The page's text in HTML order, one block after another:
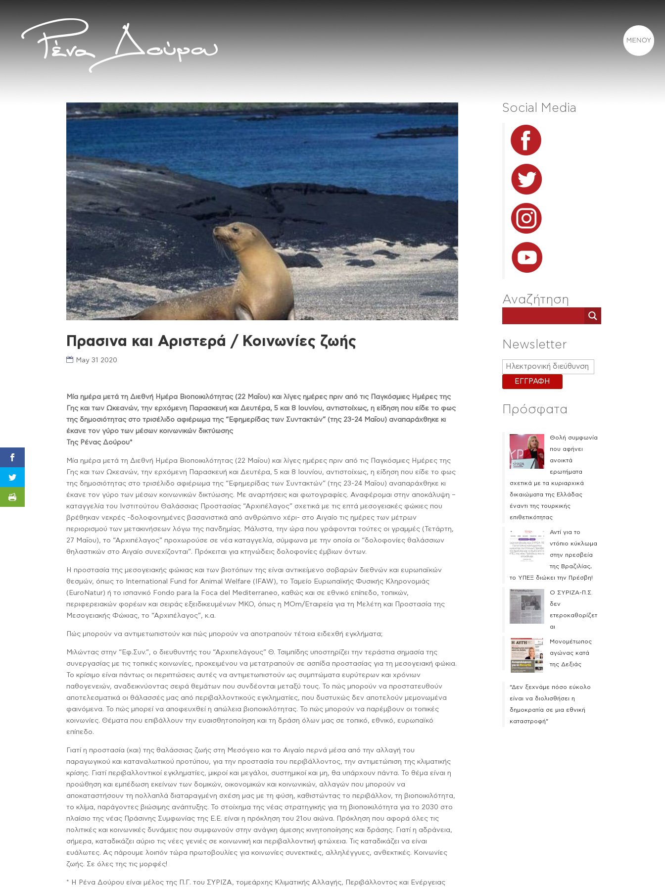
Πρασινα και Αριστερά / Κοινωνίες ζωής
May 31 2020
Μία ημέρα μετά τη Διεθνή Ημέρα Βιοποικιλότητας (22 Μαΐου) και λίγες ημέρες πριν από τις Παγκόσμιες Ημέρες της
Γης και των Ωκεανών, την ερχόμενη Παρασκευή και Δευτέρα, 5 και 8 Ιουνίου, αντιστοίχως, η είδηση που είδε το φως
της δημοσιότητας στο τρισέλιδο αφιέρωμα της “Εφημερίδας των Συντακτών” (της 23-24 Μαΐου) αναπαράχθηκε κι
έκανε τον γύρο των μέσων κοινωνικών δικτύωσης
Της Ρένας Δούρου*
Μία ημέρα μετά τη Διεθνή Ημέρα Βιοποικιλότητας (22 Μαΐου) και λίγες ημέρες πριν από τις Παγκόσμιες Ημέρες της
Γης και των Ωκεανών, την ερχόμενη Παρασκευή και Δευτέρα, 5 και 8 Ιουνίου, αντιστοίχως, η είδηση που είδε το φως
της δημοσιότητας στο τρισέλιδο αφιέρωμα της “Εφημερίδας των Συντακτών” (της 23-24 Μαΐου) αναπαράχθηκε κι
έκανε τον γύρο των μέσων κοινωνικών δικτύωσης. Με αναρτήσεις και φωτογραφίες. Αναφέρομαι στην αποκάλυψη –
καταγγελία του Ινστιτούτου Θαλάσσιας Προστασίας “Αρχιπέλαγος” σχετικά με τις επτά μεσογειακές φώκιες που
βρέθηκαν νεκρές -δολοφονημένες βασανιστικά από ανθρώπινο χέρι- στο Αιγαίο τις ημέρες των μέτρων
περιορισμού των μετακινήσεων λόγω της πανδημίας. Μάλιστα, την ώρα που γράφονται τούτες οι γραμμές (Τετάρτη,
27 Μαΐου), το “Αρχιπέλαγος” προχωρούσε σε νέα καταγγελία, σύμφωνα με την οποία οι “δολοφονίες θαλάσσιων
θηλαστικών στο Αιγαίο συνεχίζονται”. Πρόκειται για κτηνώδεις δολοφονίες έμβιων όντων.
Η προστασία της μεσογειακής φώκιας και των βιοτόπων της είναι αντικείμενο σοβαρών διεθνών και ευρωπαϊκών
θεσμών, όπως το International Fund for Animal Welfare (IFAW), το Ταμείο Ευρωπαϊκής Φυσικής Κληρονομιάς
(EuroNatur) ή το ισπανικό Fondo para la Foca del Mediterraneo, καθώς και σε εθνικό επίπεδο, τοπικών,
περιφερειακών φορέων και σειράς εξειδικευμένων ΜΚΟ, όπως η MOm/Εταιρεία για τη Μελέτη και Προστασία της
Μεσογειακής Φώκιας, το “Αρχιπέλαγος”, κ.α.
Πώς μπορούν να αντιμετωπιστούν και πώς μπορούν να αποτραπούν τέτοια ειδεχθή εγκλήματα;
Μιλώντας στην “Εφ.Συν.”, ο διευθυντής του “Αρχιπελάγους” Θ. Τσιμπίδης υποστηρίζει την τεράστια σημασία της
συνεργασίας με τις τοπικές κοινωνίες, προκειμένου να μετατραπούν σε ασπίδα προστασίας για τη μεσογειακή φώκια.
Το κρίσιμο είναι πάντως οι περιπτώσεις αυτές να αντιμετωπιστούν ως συμπτώματα ευρύτερων και χρόνιων
παθογενειών, αναδεικνύοντας σειρά θεμάτων που συνδέονται μεταξύ τους. Το πώς μπορούν να προστατευθούν
αποτελεσματικά οι θάλασσές μας από περιβαλλοντικούς εγκληματίες, που δυστυχώς δεν αποτελούν μεμονωμένα
φαινόμενα. Το πώς μπορεί να αποφευχθεί η απώλεια βιοποικιλότητας. Το πώς μπορούν να παρέμβουν οι τοπικές
κοινωνίες. Θέματα που επιβάλλουν την ευαισθητοποίηση και τη δράση όλων μας σε τοπικό, εθνικό, ευρωπαϊκό
επίπεδο.
Γιατί η προστασία (και) της θαλάσσιας ζωής στη Μεσόγειο και το Αιγαίο περνά μέσα από την αλλαγή του
παραγωγικού και καταναλωτικού προτύπου, για την προστασία του περιβάλλοντος, την αντιμετώπιση της κλιματικής
κρίσης. Γιατί περιβαλλοντικοί εγκληματίες, μικροί και μεγάλοι, συστημικοί και μη, θα υπάρχουν πάντα. Το θέμα είναι η
προώθηση και εμπέδωση εκείνων των δομικών, οικονομικών και κοινωνικών, αλλαγών που μπορούν να
αποκαταστήσουν τη πολλαπλά διαταραγμένη σχέση μας με τη φύση, καθιστώντας το περιβάλλον, τη βιοποικιλότητα,
το κλίμα, παράγοντες βιώσιμης ανάπτυξης. Το στοίχημα της νέας στρατηγικής για τη βιοποικιλότητα για το 2030 στο
πλαίσιο της νέας Πράσινης Συμφωνίας της Ε.Ε. είναι η πρόκληση του 21ου αιώνα. Πρόκληση που αφορά όλες τις
πολιτικές και κοινωνικές δυνάμεις που συμφωνούν στην ανάγκη άμεσης κινητοποίησης και δράσης. Γιατί η αδράνεια,
σήμερα, καταδικάζει αύριο τις νέες γενιές σε κοινωνική και περιβαλλοντική φτώχεια. Τις καταδικάζει να είναι
ευάλωτες. Ας πάρουμε λοιπόν τώρα πρωτοβουλίες για κοινωνίες συνεκτικές, αλληλέγγυες, ανθεκτικές. Κοινωνίες
ζωής. Σε όλες της τις μορφές!
* Η Ρένα Δούρου είναι μέλος της Π.Γ. του ΣΥΡΙΖΑ, τομεάρχης Κλιματικής Αλλαγής, Περιβάλλοντος και Ενέργειας
Social Media
Αναζήτηση
Newsletter
Πρόσφατα
Θολή συμφωνία
που αφήνει
ανοικτά
ερωτήματα
σχετικά με τα κυριαρχικά
δικαιώματα της Ελλάδας
έναντι της τουρκικής
επιθετικότητας
Αντί για το
ντόπιο κύκλωμα
στην πρεσβεία
της Βραζιλίας,
το ΥΠΕΞ διώκει την Πρέσβη!
Ο ΣΥΡΙΖΑ-Π.Σ.
δεν
ετεροκαθορίζετ
αι
Μονομέτωπος
αγώνας κατά
της Δεξιάς
“Δεν ξεχνάμε πόσο εύκολο
είναι να διολισθήσει η
δημοκρατία σε μια εθνική
καταστροφή”